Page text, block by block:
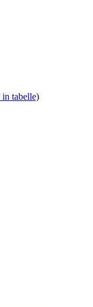
tabelle)